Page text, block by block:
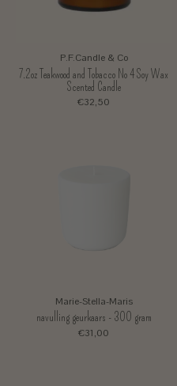
P.F.Candle & Co
7.2oz Teakwood and Tobacco No 4 Soy Wax
Scented Candle
€32,50
Marie-Stella-Maris
navulling geurkaars - 300 gram
€31,00